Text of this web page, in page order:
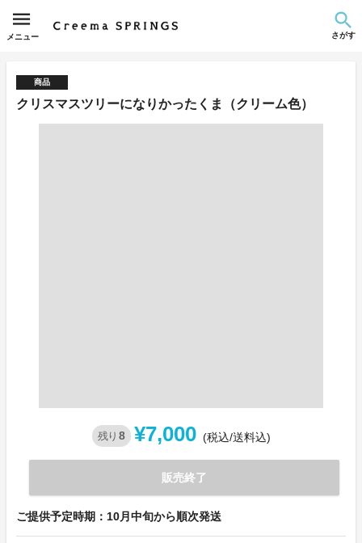
メニュー さがす
商品
クリスマスツリーになりかったくま（クリーム色）
残り 8 ¥7,000 (税込/送料込)
販売終了
ご提供予定時期：10月中旬から順次発送